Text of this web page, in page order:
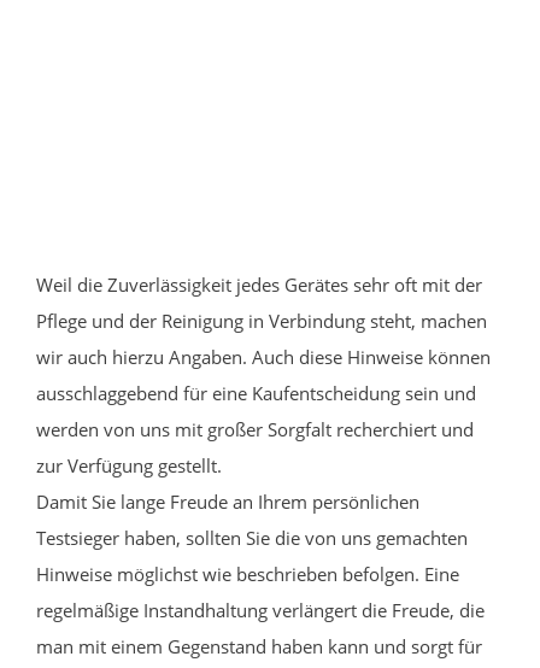
Weil die Zuverlässigkeit jedes Gerätes sehr oft mit der
Pflege und der Reinigung in Verbindung steht, machen
wir auch hierzu Angaben. Auch diese Hinweise können
ausschlaggebend für eine Kaufentscheidung sein und
werden von uns mit großer Sorgfalt recherchiert und
zur Verfügung gestellt.
Damit Sie lange Freude an Ihrem persönlichen
Testsieger haben, sollten Sie die von uns gemachten
Hinweise möglichst wie beschrieben befolgen. Eine
regelmäßige Instandhaltung verlängert die Freude, die
man mit einem Gegenstand haben kann und sorgt für